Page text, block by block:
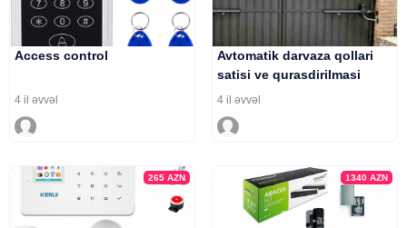
Access control
4 il əvvəl
Avtomatik darvaza qollari
satisi ve qurasdirilmasi
4 il əvvəl
265AZN 1340 AZN